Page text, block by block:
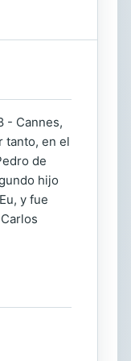
- Cannes,
tanto, en el
de
hijo
y fue